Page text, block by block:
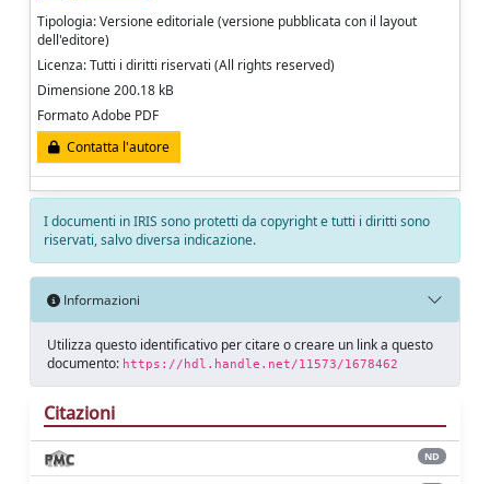
Tipologia: Versione editoriale (versione pubblicata con il layout
dell'editore)
Licenza: Tutti i diritti riservati (All rights reserved)
Dimensione 200.18 kB
Formato Adobe PDF
Contatta l'autore
I documenti in IRIS sono protetti da copyright e tutti i diritti sono
riservati, salvo diversa indicazione.
Informazioni
Utilizza questo identificativo per citare o creare un link a questo
documento: https://hdl.handle.net/11573/1678462
Citazioni
ND